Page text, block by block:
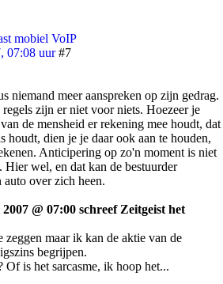
mobiel VoIP
07:08 uur #7
niemand meer aanspreken op zijn gedrag.
zijn er niet voor niets. Hoezeer je
de mensheid er rekening mee houdt, dat
houdt, dien je je daar ook aan te houden,
Anticipering op zo'n moment is niet
wel, en dat kan de bestuurder
auto over zich heen.
@ 07:00 schreef Zeitgeist het
zeggen maar ik kan de aktie van de
begrijpen.
Of is het sarcasme, ik hoop het...